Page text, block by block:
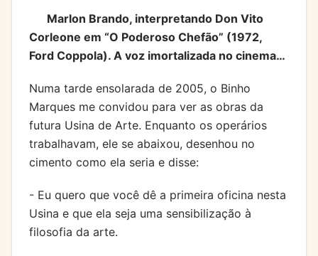
Marlon Brando, interpretando Don Vito
Corleone em “O Poderoso Chefão” (1972,
Ford Coppola). A voz imortalizada no cinema…
Numa tarde ensolarada de 2005, o Binho
Marques me convidou para ver as obras da
futura Usina de Arte. Enquanto os operários
trabalhavam, ele se abaixou, desenhou no
cimento como ela seria e disse:
- Eu quero que você dê a primeira oficina nesta
Usina e que ela seja uma sensibilização à
filosofia da arte.